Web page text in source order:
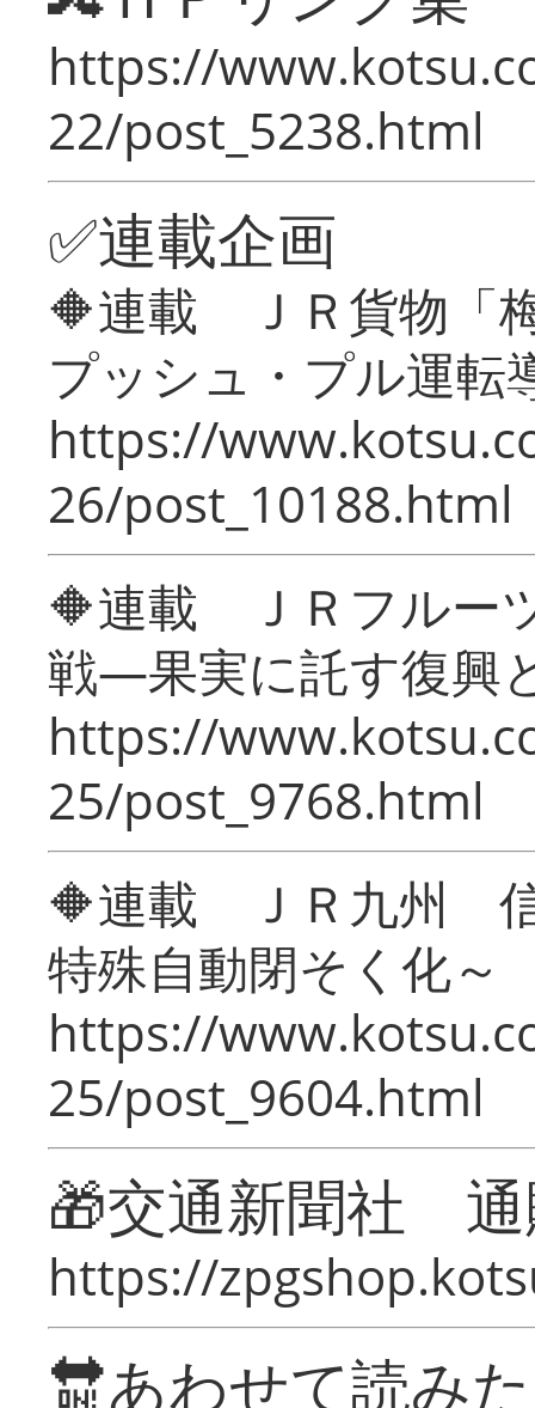
https://
22/post_5238.html
✅連載企画
🔶連載 ＪＲ貨物「
プッシュ・プル運転
https://
26/post_10188.html
🔶連載 ＪＲフルー
戦―果実に託す復興
https://
25/post_9768.html
🔶連載 ＪＲ九州 信
特殊自動閉そく化～
https://
25/post_9604.html
🎁交通新聞社
https://
🔛あわせて読み